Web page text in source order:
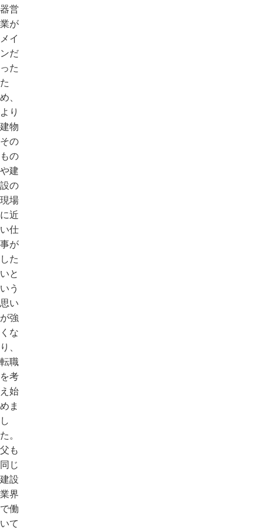
器営
業が
メイ
ンだ
った
た
め、
より
建物
その
もの
や建
設の
現場
に近
い仕
事が
した
いと
いう
思い
が強
くな
り、
転職
を考
え始
めま
し
た。
父も
同じ
建設
業界
で働
いて